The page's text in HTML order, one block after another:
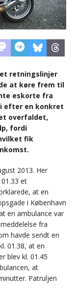
retningslinjer
at køre frem til
eskorte fra
efter en konkret
overfaldet,
fordi
fik
2013. Her
et
at en
i København
en ambulance var
fra
havde sendt en
01.38, at en
blev kl. 01.45
at
Patruljen